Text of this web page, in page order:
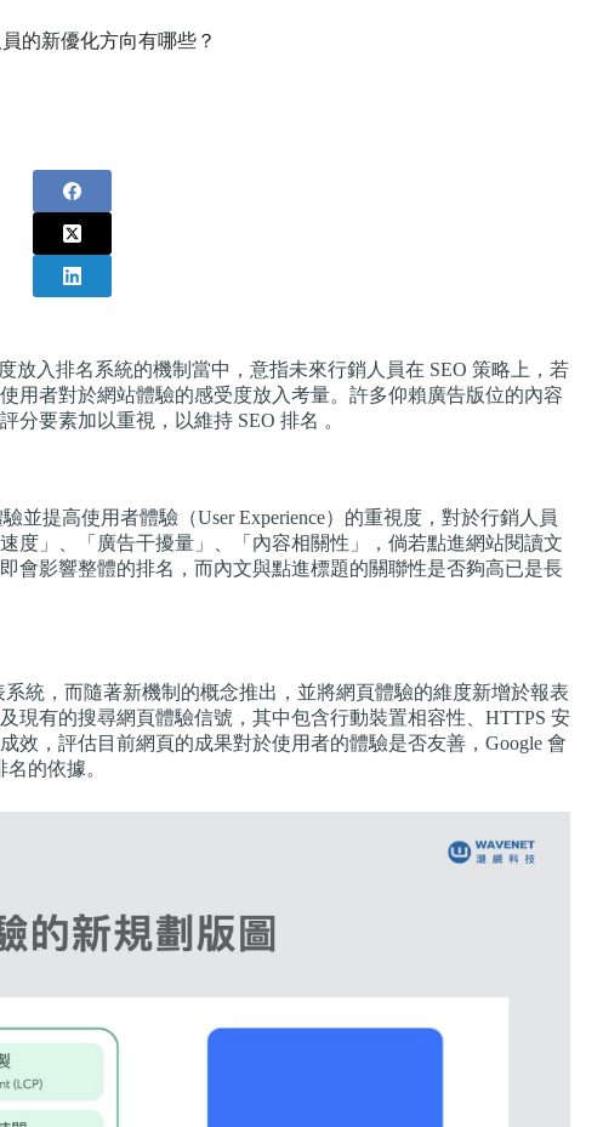
的新優化方向有哪些？
放入排名系統的機制當中，意指未來行銷人員在 SEO 策略上，若
用者對於網站體驗的感受度放入考量。許多仰賴廣告版位的內容
要素加以重視，以維持 SEO 排名 。
並提高使用者體驗（User Experience）的重視度，對於行銷人員
度」、「廣告干擾量」、「內容相關性」，倘若點進網站閱讀文
會影響整體的排名，而內文與點進標題的關聯性是否夠高已是長
系統，而隨著新機制的概念推出，並將網頁體驗的維度新增於報表
現有的搜尋網頁體驗信號，其中包含行動裝置相容性、HTTPS 安
效，評估目前網頁的成果對於使用者的體驗是否友善，Google 會
的依據。